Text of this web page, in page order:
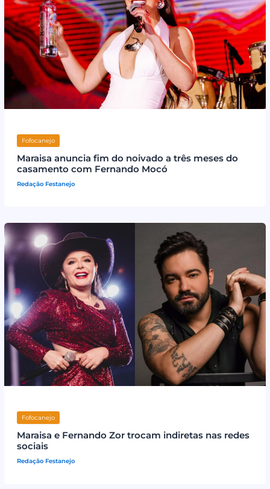
Fofocanejo
Maraisa anuncia fim do noivado a três meses do
casamento com Fernando Mocó
Redação Festanejo
Fofocanejo
Maraisa e Fernando Zor trocam indiretas nas redes
sociais
Redação Festanejo